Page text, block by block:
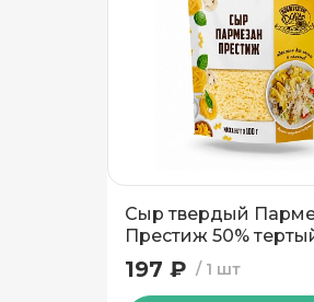
Сыр твердый
Престиж 50%
ТМ Новогрудские
1 шт
197 ₽